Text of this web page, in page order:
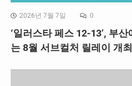
2026년 7월 7일 0
‘일러스타 페스 12-13’, 부
는 8월 서브컬처 릴레이 개최